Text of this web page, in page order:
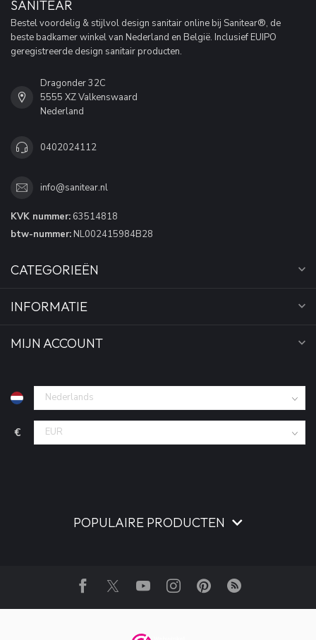
SANITEAR
Bestel voordelig & stijlvol design sanitair online bij Sanitear®, de
beste badkamer winkel van Nederland en België. Inclusief EUIPO
geregistreerde design sanitair producten.
Dragonder 32C
5555 XZ Valkenswaard
Nederland
0402024112
info@sanitear.nl
KVK nummer: 63514818
btw-nummer: NL002415984B28
CATEGORIEËN
INFORMATIE
MIJN ACCOUNT
€
POPULAIRE PRODUCTEN